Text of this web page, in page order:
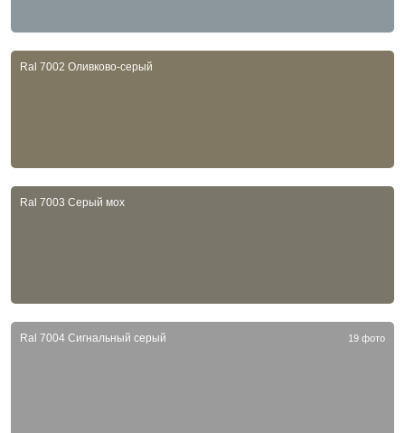
Ral 7002 Оливково-серый
Ral 7003 Серый мох
Ral 7004 Сигнальный серый 19 фото